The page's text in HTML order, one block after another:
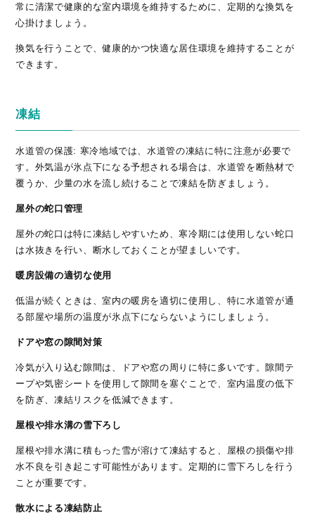
常に清潔で健康的な室内環境を維持するために、定期的な換気を
心掛けましょう。
換気を行うことで、健康的かつ快適な居住環境を維持することが
できます。
凍結
水道管の保護: 寒冷地域では、水道管の凍結に特に注意が必要で
す。外気温が氷点下になる予想される場合は、水道管を断熱材で
覆うか、少量の水を流し続けることで凍結を防ぎましょう。
屋外の蛇口管理
屋外の蛇口は特に凍結しやすいため、寒冷期には使用しない蛇口
は水抜きを行い、断水しておくことが望ましいです。
暖房設備の適切な使用
低温が続くときは、室内の暖房を適切に使用し、特に水道管が通
る部屋や場所の温度が氷点下にならないようにしましょう。
ドアや窓の隙間対策
冷気が入り込む隙間は、ドアや窓の周りに特に多いです。隙間テ
ープや気密シートを使用して隙間を塞ぐことで、室内温度の低下
を防ぎ、凍結リスクを低減できます。
屋根や排水溝の雪下ろし
屋根や排水溝に積もった雪が溶けて凍結すると、屋根の損傷や排
水不良を引き起こす可能性があります。定期的に雪下ろしを行う
ことが重要です。
散水による凍結防止